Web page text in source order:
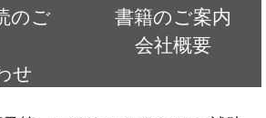
のご
書籍のご案内
会社概要
せ